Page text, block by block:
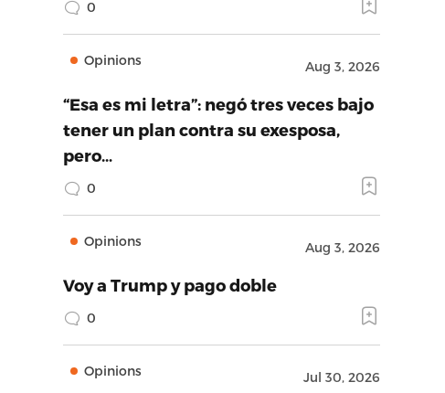
0
Opinions Aug 3, 2026
“Esa es mi letra”: negó tres veces bajo
tener un plan contra su exesposa,
pero…
0
Opinions Aug 3, 2026
Voy a Trump y pago doble
0
Opinions Jul 30, 2026